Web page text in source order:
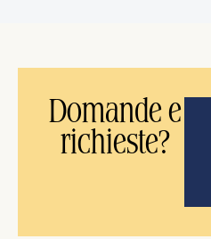
Domande e
richieste?